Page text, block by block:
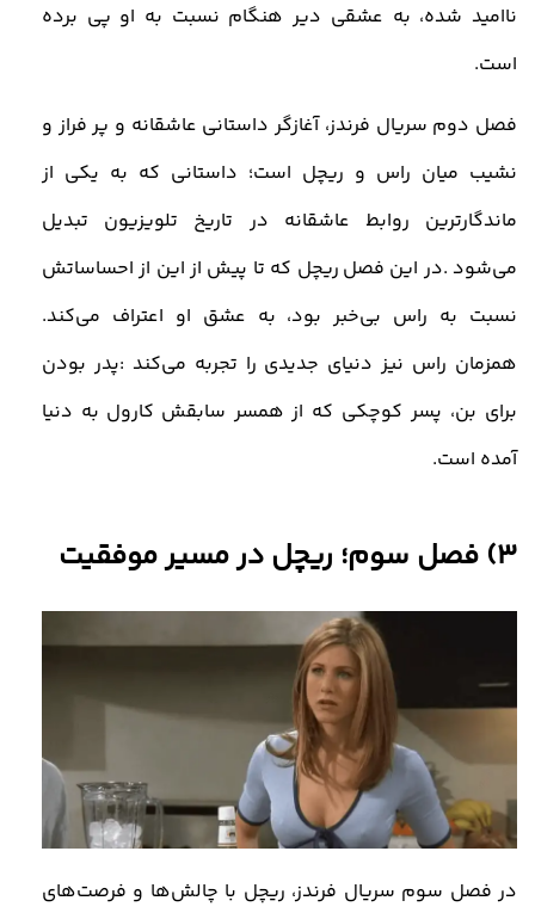
ناامید شده، به عشقی دیر هنگام نسبت به او پی برده
است.
فصل دوم سریال فرندز، آغازگر داستانی عاشقانه و پر فراز و
نشیب میان راس و ریچل است؛ داستانی که به یکی از
ماندگارترین روابط عاشقانه در تاریخ تلویزیون تبدیل
می‌شود.در این فصل ریچل که تا پیش از این از احساساتش
نسبت به راس بی‌خبر بود، به عشق او اعتراف می‌کند.
همزمان راس نیز دنیای جدیدی را تجربه می‌کند :پدر بودن
برای بن، پسر کوچکی که از همسر سابقش کارول به دنیا
آمده است.
3) فصل سوم؛ ریچل در مسیر موفقیت
در فصل سوم سریال فرندز، ریچل با چالش‌ها و فرصت‌های